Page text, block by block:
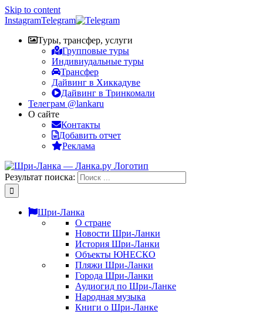
Skip to content
InstagramTelegram
Туры, трансфер, услуги
Групповые туры
Индивиудальные туры
Трансфер
Дайвинг в Хиккадуве
Дайвинг в Тринкомали
Телеграм @lankaru
О сайте
Контакты
Добавить отчет
Реклама
Результат поиска:
Шри-Ланка
О стране
Новости Шри-Ланки
История Шри-Ланки
Объекты ЮНЕСКО
Пляжи Шри-Ланки
Города Шри-Ланки
Аудиогид по Шри-Ланке
Народная музыка
Книги о Шри-Ланке